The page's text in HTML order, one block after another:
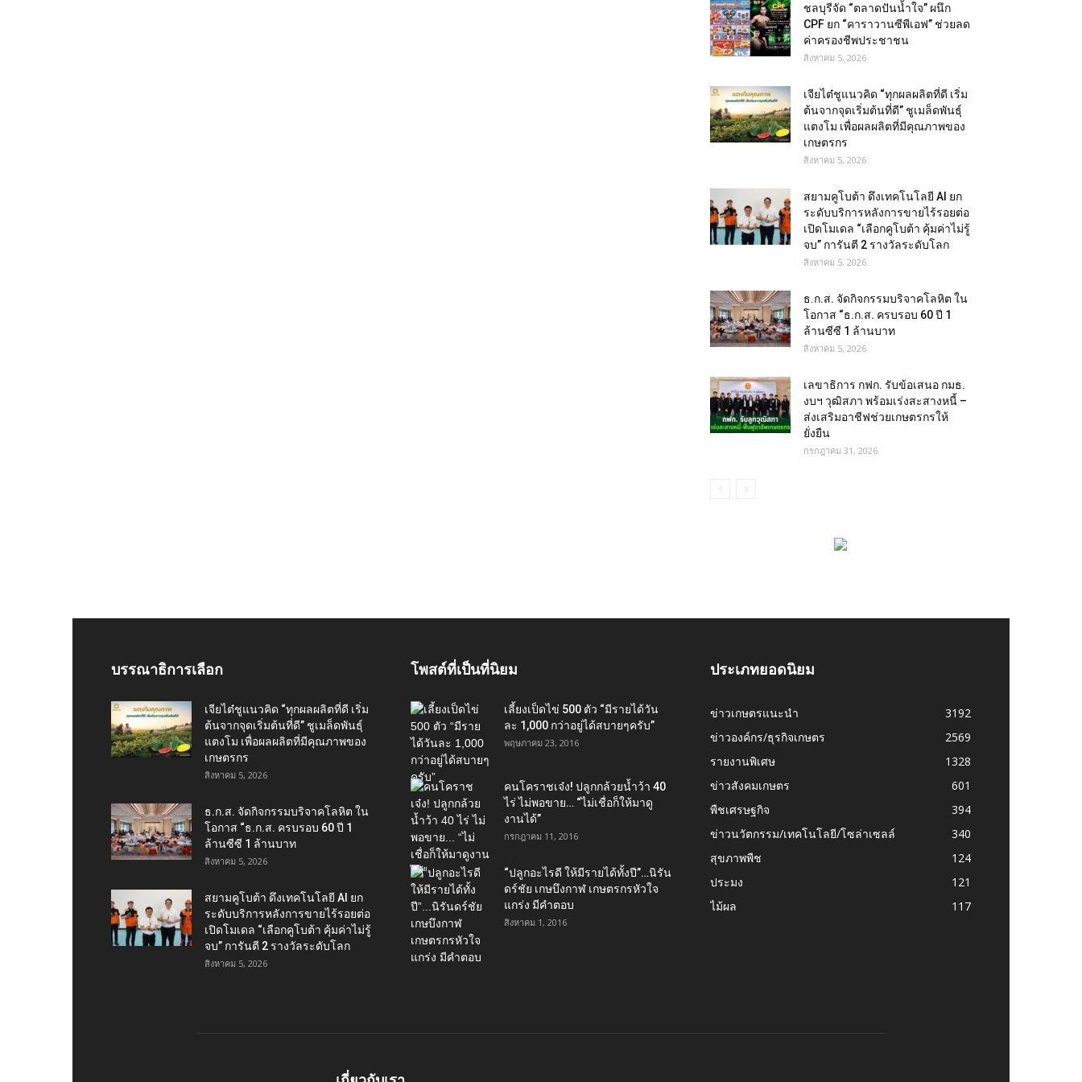
ชลบุรีจัด “ตลาดปันน้ำใจ” ผนึก
CPF ยก “คาราวานซีพีเอฟ” ช่วยลด
ค่าครองชีพประชาชน
สิงหาคม 5, 2026
เจียไต๋ชูแนวคิด “ทุกผลผลิตที่ดี เริ่ม
ต้นจากจุดเริ่มต้นที่ดี” ชูเมล็ดพันธุ์
แตงโม เพื่อผลผลิตที่มีคุณภาพของ
เกษตรกร
สิงหาคม 5, 2026
สยามคูโบต้า ดึงเทคโนโลยี AI ยก
ระดับบริการหลังการขายไร้รอยต่อ
เปิดโมเดล “เลือกคูโบต้า คุ้มค่าไม่รู้
จบ” การันตี 2 รางวัลระดับโลก
สิงหาคม 5, 2026
ธ.ก.ส. จัดกิจกรรมบริจาคโลหิต ใน
โอกาส “ธ.ก.ส. ครบรอบ 60 ปี 1
ล้านซีซี 1 ล้านบาท
สิงหาคม 5, 2026
เลขาธิการ กฟก. รับข้อเสนอ กมธ.
งบฯ วุฒิสภา พร้อมเร่งสะสางหนี้ –
ส่งเสริมอาชีฟช่วยเกษตรกรให้
ยั่งยืน
กรกฎาคม 31, 2026
บรรณาธิการเลือก
เจียไต๋ชูแนวคิด “ทุกผลผลิตที่ดี เริ่ม
ต้นจากจุดเริ่มต้นที่ดี” ชูเมล็ดพันธุ์
แตงโม เพื่อผลผลิตที่มีคุณภาพของ
เกษตรกร
สิงหาคม 5, 2026
ธ.ก.ส. จัดกิจกรรมบริจาคโลหิต ใน
โอกาส “ธ.ก.ส. ครบรอบ 60 ปี 1
ล้านซีซี 1 ล้านบาท
สิงหาคม 5, 2026
สยามคูโบต้า ดึงเทคโนโลยี AI ยก
ระดับบริการหลังการขายไร้รอยต่อ
เปิดโมเดล “เลือกคูโบต้า คุ้มค่าไม่รู้
จบ” การันตี 2 รางวัลระดับโลก
สิงหาคม 5, 2026
โพสต์ที่เป็นที่นิยม
เลี้ยงเป็ดไข่ 500 ตัว “มีรายได้วัน
ละ 1,000 กว่าอยู่ได้สบายๆครับ”
พฤษภาคม 23, 2016
คนโคราชเจ๋ง! ปลูกกล้วยน้ำว้า 40
ไร่ ไม่พอขาย… “ไม่เชื่อก็ให้มาดู
งานได้”‬
กรกฎาคม 11, 2016
“ปลูกอะไรดี ให้มีรายได้ทั้งปี”…นิรัน
ดร์ชัย เกษบึงกาฬ เกษตรกรหัวใจ
แกร่ง มีคำตอบ
สิงหาคม 1, 2016
ประเภทยอดนิยม
ข่าวเกษตรแนะนำ
3192
ข่าวองค์กร/ธุรกิจเกษตร
2569
รายงานพิเศษ
1328
ข่าวสังคมเกษตร
601
พืชเศรษฐกิจ
394
ข่าวนวัตกรรม/เทคโนโลยี/โซล่าเซลล์
340
สุขภาพพืช
124
ประมง
121
ไม้ผล
117